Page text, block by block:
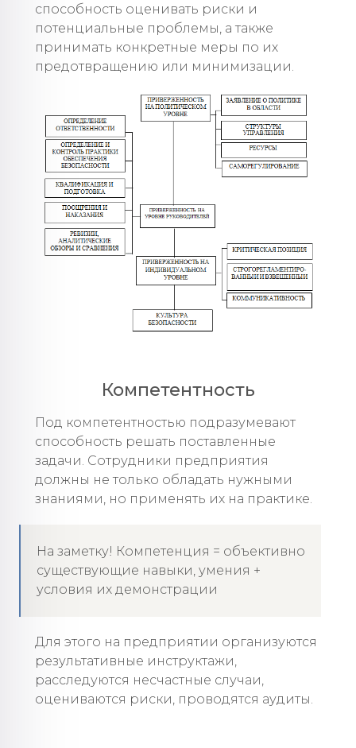
способность оценивать риски и
потенциальные проблемы, а также
принимать конкретные меры по их
предотвращению или минимизации.
Компетентность
Под компетентностью подразумевают
способность решать поставленные
задачи. Сотрудники предприятия
должны не только обладать нужными
знаниями, но применять их на практике.
На заметку! Компетенция = объективно
существующие навыки, умения +
условия их демонстрации
Для этого на предприятии организуются
результативные инструктажи,
расследуются несчастные случаи,
оцениваются риски, проводятся аудиты.